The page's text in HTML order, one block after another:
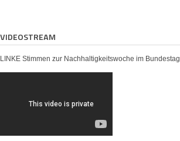
VIDEOSTREAM
LINKE Stimmen zur Nachhaltigkeitswoche im Bundestag